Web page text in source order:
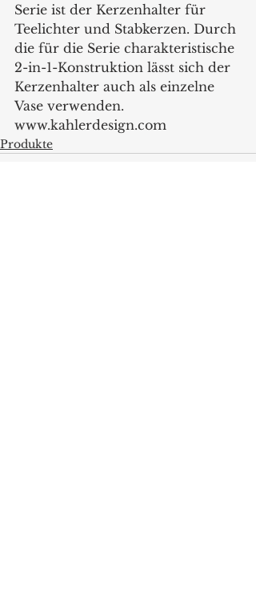
Serie ist der Kerzenhalter für
Teelichter und Stabkerzen. Durch
die für die Serie charakteristische
2-in-1-Konstruktion lässt sich der
Kerzenhalter auch als einzelne
Vase verwenden.
www.kahlerdesign.com
Produkte